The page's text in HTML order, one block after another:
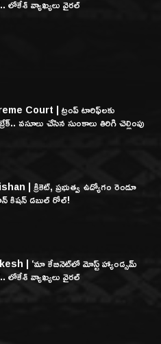
లోకేశ్ వ్యాఖ్యలు వైరల్
Court | ట్రంప్ టారిఫ్‌లకు
బ్రేక్.. వసూలు చేసిన సుంకాలు తిరిగి చెల్లింపు
| క్రికెట్, ప్రభుత్వ ఉద్యోగం రెండూ
కిషన్ డబుల్ రోల్!
| ‘మా కేబినెట్‌లో మోస్ట్ హ్యాండ్సమ్
లోకేశ్ వ్యాఖ్యలు వైరల్